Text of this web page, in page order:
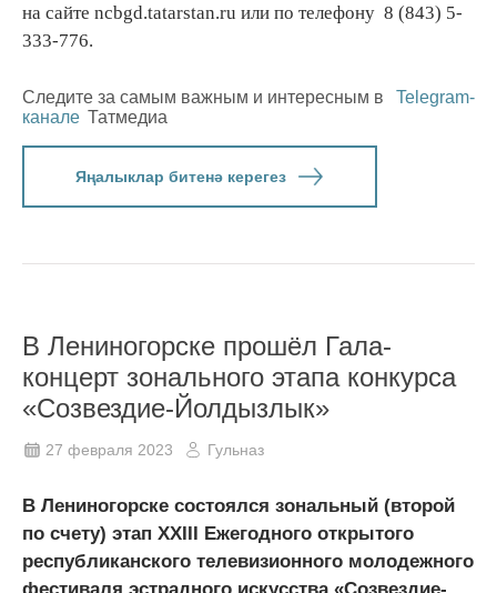
на сайте ncbgd.tatarstan.ru или по телефону 8 (843) 5-
333-776.
Следите за самым важным и интересным в
Telegram-
канале Татмедиа
Яңалыклар битенә керегез
В Лениногорске прошёл Гала-
концерт зонального этапа конкурса
«Созвездие-Йолдызлык»
27 февраля 2023 Гульназ
В Лениногорске состоялся зональный (второй
по счету) этап XXIII Ежегодного открытого
республиканского телевизионного молодежного